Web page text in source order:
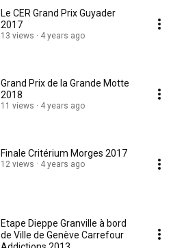
Le CER Grand Prix Guyader
2017
13 views 4 years ago
Grand Prix de la Grande Motte
2018
11 views 4 years ago
Finale Critérium Morges 2017
12 views 4 years ago
Etape Dieppe Granville à bord
de Ville de Genève Carrefour